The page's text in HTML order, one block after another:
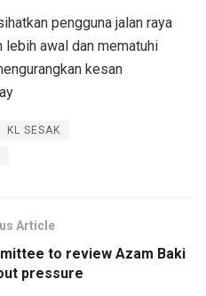
pengguna jalan raya
lebih awal dan mematuhi
kesan
KL SESAK
Article
to review Azam Baki
pressure